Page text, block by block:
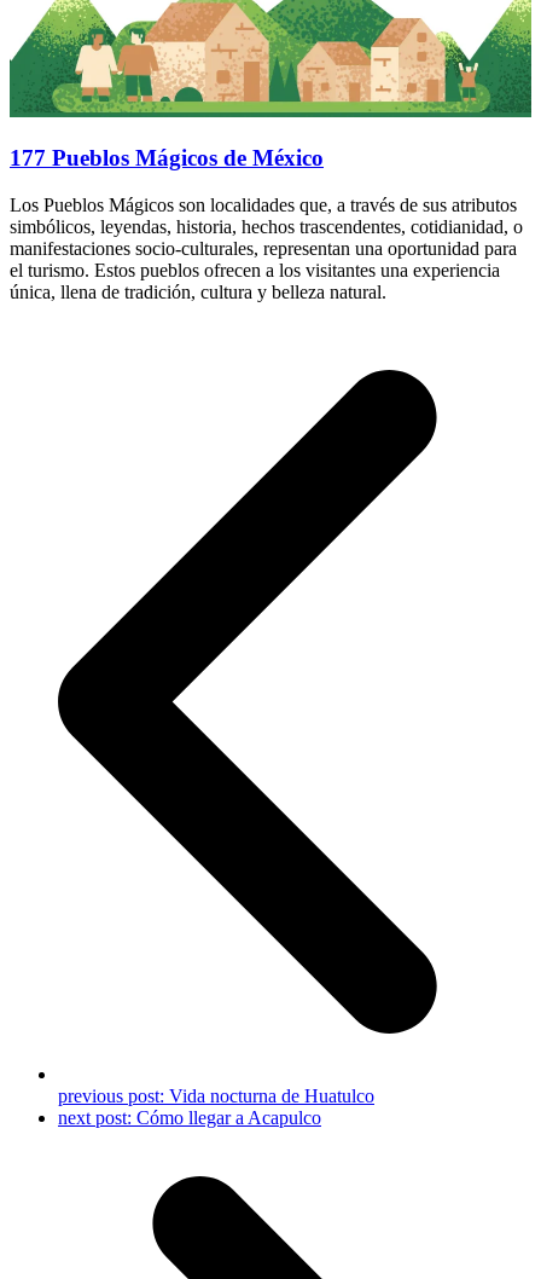
177 Pueblos Mágicos de México
Los Pueblos Mágicos son localidades que, a través de sus atributos
simbólicos, leyendas, historia, hechos trascendentes, cotidianidad, o
manifestaciones socio-culturales, representan una oportunidad para
el turismo. Estos pueblos ofrecen a los visitantes una experiencia
única, llena de tradición, cultura y belleza natural.
previous post: Vida nocturna de Huatulco
next post: Cómo llegar a Acapulco